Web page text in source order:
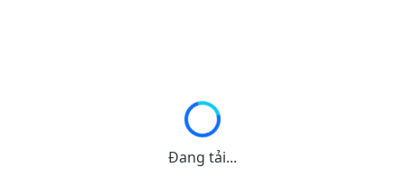
Đang tải...